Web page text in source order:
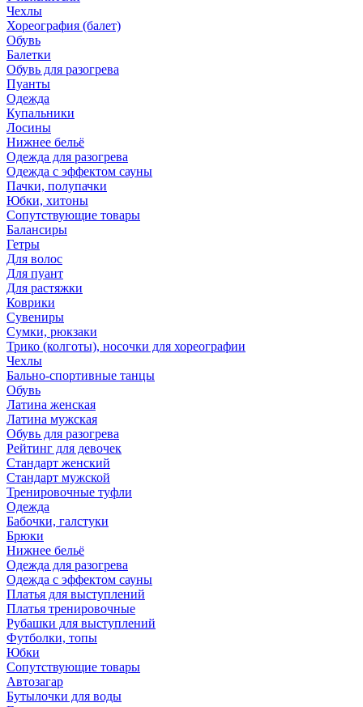
Чехлы
Хореография (балет)
Обувь
Балетки
Обувь для разогрева
Пуанты
Одежда
Купальники
Лосины
Нижнее бельё
Одежда для разогрева
Одежда с эффектом сауны
Пачки, полупачки
Юбки, хитоны
Сопутствующие товары
Балансиры
Гетры
Для волос
Для пуант
Для растяжки
Коврики
Сувениры
Сумки, рюкзаки
Трико (колготы), носочки для хореографии
Чехлы
Бально-спортивные танцы
Обувь
Латина женская
Латина мужская
Обувь для разогрева
Рейтинг для девочек
Стандарт женский
Стандарт мужской
Тренировочные туфли
Одежда
Бабочки, галстуки
Брюки
Нижнее бельё
Одежда для разогрева
Одежда с эффектом сауны
Платья для выступлений
Платья тренировочные
Рубашки для выступлений
Футболки, топы
Юбки
Сопутствующие товары
Автозагар
Бутылочки для воды